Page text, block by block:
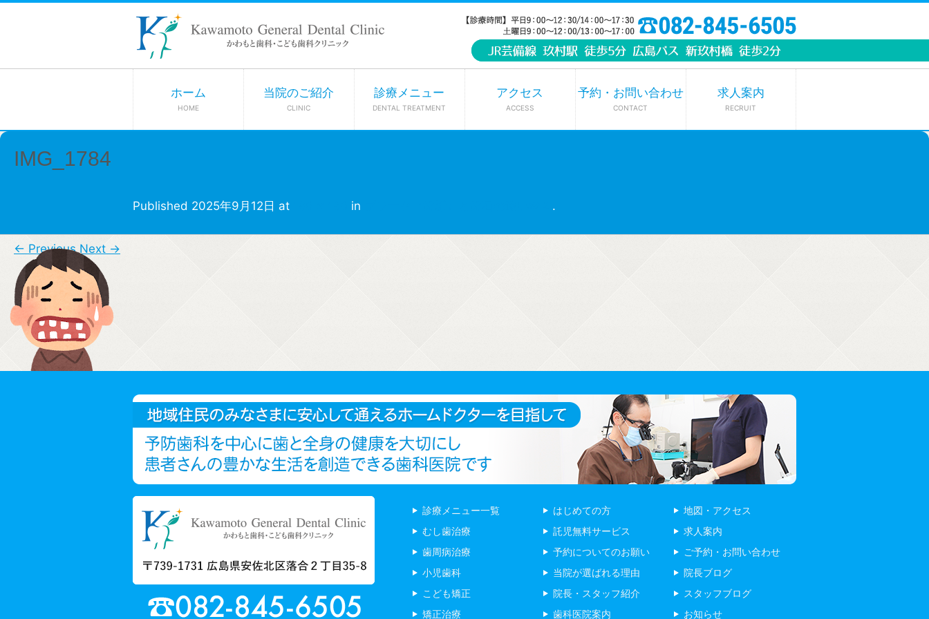
ホーム
HOME
当院のご紹介
CLINIC
診療メニュー
DENTAL TREATMENT
アクセス
ACCESS
予約・お問い合わせ
CONTACT
求人案内
RECRUIT
IMG_1784
Published 2025年9月12日 at in .
← Previous Next →
診療メニュー一覧
むし歯治療
歯周病治療
小児歯科
こども矯正
矯正治療
はじめての方
託児無料サービス
予約についてのお願い
当院が選ばれる理由
院長・スタッフ紹介
歯科医院案内
地図・アクセス
求人案内
ご予約・お問い合わせ
院長ブログ
スタッフブログ
お知らせ